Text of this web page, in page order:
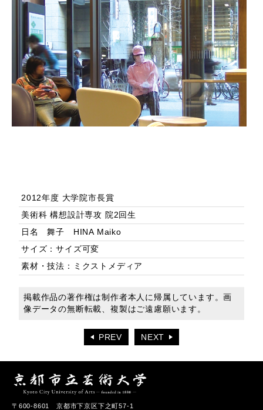
2012年度 大学院市長賞
美術科 構想設計専攻 院2回生
日名 舞子 HINA Maiko
サイズ：サイズ可変
素材・技法：ミクストメディア
掲載作品の著作権は制作者本人に帰属しています。画
像データの無断転載、複製はご遠慮願います。
PREV NEXT
〒600-8601 京都市下京区下之町57-1